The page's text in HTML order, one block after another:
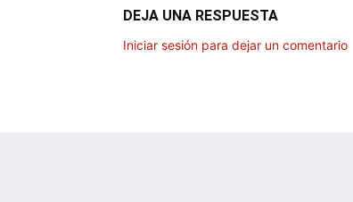
DEJA UNA RESPUESTA
Iniciar sesión para dejar un comentario